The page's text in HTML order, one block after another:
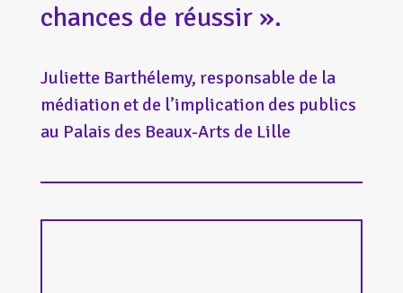
chances de réussir ».
Juliette Barthélemy, responsable de la
médiation et de l’implication des publics
au Palais des Beaux-Arts de Lille